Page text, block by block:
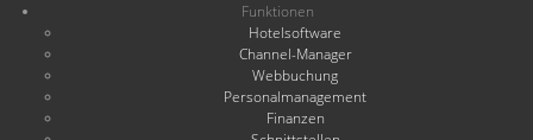
Funktionen
Hotelsoftware
Channel-Manager
Webbuchung
Personalmanagement
Finanzen